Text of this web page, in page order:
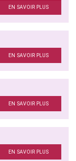
EN SAVOIR PLUS
EN SAVOIR PLUS
EN SAVOIR PLUS
EN SAVOIR PLUS